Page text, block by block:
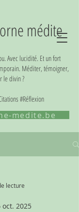
médite
Avec lucidité. Et un fort
Méditer, témoigner,
le divin ?
#Réflexion
medite.be
lecture
oct. 2025